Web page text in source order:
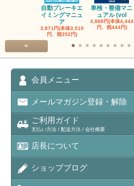
自動ブレーキエ
イミングマニュ
ア
3,871円(本体3,519
円、税352円)
車検・整備マニ
ュアル (vol
4,888円(本体4,444
円、税444円)
<
会員メニュー
メールマガジン登録・解除
ご利用ガイド
支払い方法 / 配送方法 / 会社概要
店長について
ショップブログ